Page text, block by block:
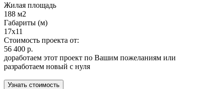
Жилая площадь
188 м2
Габариты (м)
17x11
Стоимость проекта от:
56 400 р.
доработаем этот проект по Вашим пожеланиям или
разработаем новый с нуля
Узнать стоимость